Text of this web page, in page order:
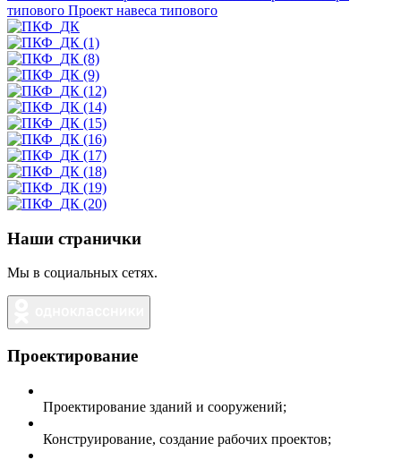
Наши странички
Мы в социальных сетях.
Проектирование
Проектирование зданий и сооружений;
Конструирование, создание рабочих проектов;